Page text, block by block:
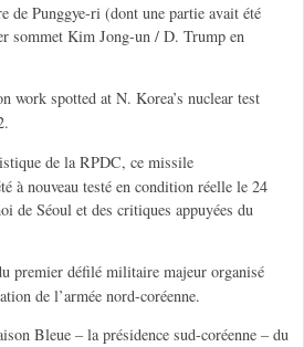
de Punggye-ri (dont une partie avait été
sommet Kim Jong-un / D. Trump en
work spotted at N. Korea’s nuclear test
de la RPDC, ce missile
à nouveau testé en condition réelle le 24
de Séoul et des critiques appuyées du
premier défilé militaire majeur organisé
de l’armée nord-coréenne.
Bleue – la présidence sud-coréenne – du